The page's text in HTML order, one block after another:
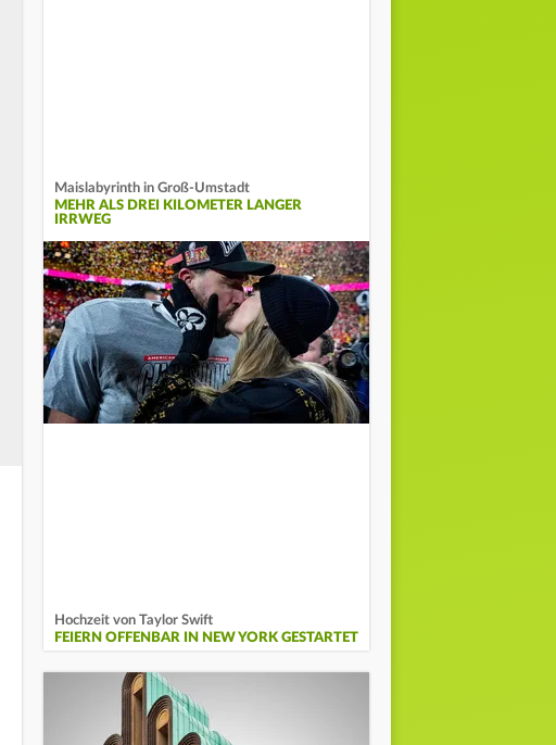
Maislabyrinth in Groß-Umstadt
MEHR ALS DREI KILOMETER LANGER
IRRWEG
Hochzeit von Taylor Swift
FEIERN OFFENBAR IN NEW YORK GESTARTET